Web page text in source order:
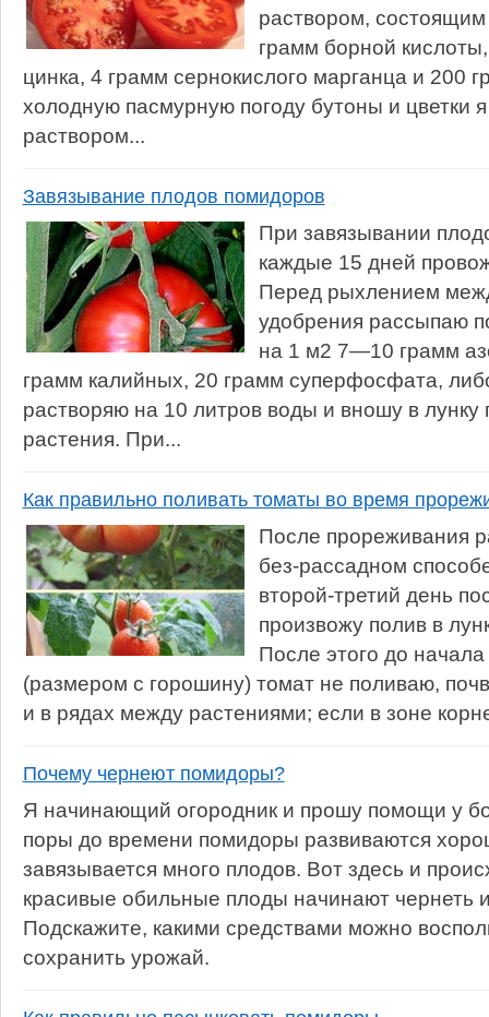
раствором,
грамм борной
цинка, 4 грамм сернокислого марганца и 200
холодную пасмурную погоду бутоны и цветки
раствором...
Завязывание плодов помидоров
При завязывании
каждые 15 дней
Перед рыхлением
удобрения рассыпаю
на 1 м2 7—10 грамм
грамм калийных, 20 грамм суперфосфата,
растворяю на 10 литров воды и вношу в лунку
растения. При...
Как правильно поливать томаты во время
После прореживания
без-рассадном
второй-третий день
произвожу полив в
После этого до
(размером с горошину) томат не поливаю,
и в рядах между растениями; если в зоне
Почему чернеют помидоры?
Я начинающий огородник и прошу помощи у
поры до времени помидоры развиваются
завязывается много плодов. Вот здесь и
красивые обильные плоды начинают чернеть
Подскажите, какими средствами можно
сохранить урожай.